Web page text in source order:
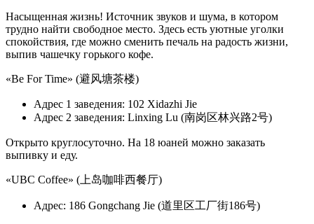
Насыщенная жизнь! Источник звуков и шума, в котором
трудно найти свободное место. Здесь есть уютные уголки
спокойствия, где можно сменить печаль на радость жизни,
выпив чашечку горького кофе.
«Be For Time» (避风塘茶楼)
Адрес 1 заведения: 102 Xidazhi Jie
Адрес 2 заведения: Linxing Lu (南岗区林兴路2号)
Открыто круглосуточно. На 18 юаней можно заказать
выпивку и еду.
«UBC Coffee» (上岛咖啡西餐厅)
Адрес: 186 Gongchang Jie (道里区工厂街186号)